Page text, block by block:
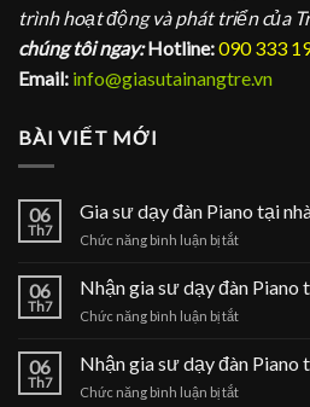
trình hoạt động và phát triển của
chúng tôi ngay: Hotline:090 333
Email: info@giasutainangtre.vn
BÀI VIẾT MỚI
06
Th7
Gia sư dạy đàn Piano tại
Chức năng bình luận bị tắtở
đàn
tại
06
Th7
Nhận gia sư dạy đàn
Chức năng bình luận bị tắtở
gia
dạy
06
Th7
Nhận gia sư dạy đàn Piano
Chức năng bình luận bị tắtở